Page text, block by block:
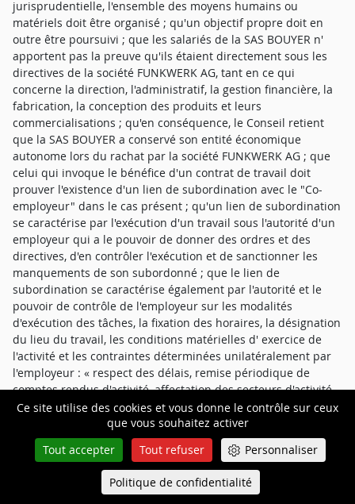
Ce site utilise des cookies et vous donne le contrôle sur ceux
que vous souhaitez activer
Tout accepter
Tout refuser Personnaliser
Politique de confidentialité
jurisprudentielle, l'ensemble des moyens humains ou
matériels doit être organisé ; qu'un objectif propre doit en
outre être poursuivi ; que les salariés de la SAS BOUYER n'
apportent pas la preuve qu'ils étaient directement sous les
directives de la société FUNKWERK AG, tant en ce qui
concerne la direction, l'administratif, la gestion financière, la
fabrication, la conception des produits et leurs
commercialisations ; qu'en conséquence, le Conseil retient
que la SAS BOUYER a conservé son entité économique
autonome lors du rachat par la société FUNKWERK AG ; que
celui qui invoque le bénéfice d'un contrat de travail doit
prouver l'existence d'un lien de subordination avec le "Co-
employeur" dans le cas présent ; qu'un lien de subordination
se caractérise par l'exécution d'un travail sous l'autorité d'un
employeur qui a le pouvoir de donner des ordres et des
directives, d'en contrôler l'exécution et de sanctionner les
manquements de son subordonné ; que le lien de
subordination se caractérise également par l'autorité et le
pouvoir de contrôle de l'employeur sur les modalités
d'exécution des tâches, la fixation des horaires, la désignation
du lieu du travail, les conditions matérielles d' exercice de
l'activité et les contraintes déterminées unilatéralement par
l'employeur : « respect des délais, remise périodique de
comptes rendus d'activité, affectation des secteurs d'activité
etc. ; que les contrats de travail établis lors de l'embauche
initiale des salariés, ils ont subi aucune modification lors du
rachat de la SAS BOUYER par la société FUNKWERK AG ; que
l'ensemble du personnel recevait les directives directement
de la SAS BOUYER et non de la société Funkwerk AG ; qu'en
conséquence, le Conseil retient le lien de subordination de
Queue-Fair